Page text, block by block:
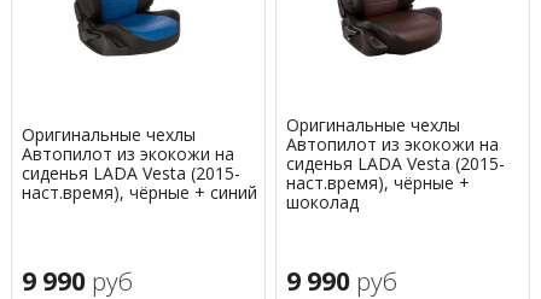
Оригинальные чехлы
Автопилот из экокожи на
сиденья LADA Vesta (2015-
наст.время), чёрные + синий
9 990 руб
Оригинальные чехлы
Автопилот из экокожи на
сиденья LADA Vesta (2015-
наст.время), чёрные +
шоколад
9 990 руб